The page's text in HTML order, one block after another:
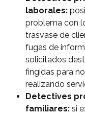
laborales:
problema con
trasvase de
fugas de
solicitados
fingidas para
realizando
Detectives
familiares: si